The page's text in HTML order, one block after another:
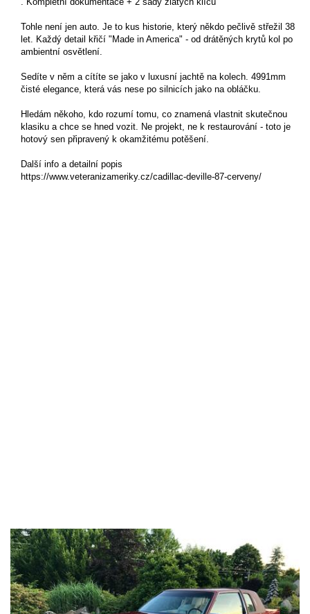
Tohle není jen auto. Je to kus historie, který někdo pečlivě střežil 38
let. Každý detail křičí "Made in America" - od drátěných krytů kol po
ambientní osvětlení.
Sedíte v něm a cítíte se jako v luxusní jachtě na kolech. 4991mm
čisté elegance, která vás nese po silnicích jako na obláčku.
Hledám někoho, kdo rozumí tomu, co znamená vlastnit skutečnou
klasiku a chce se hned vozit. Ne projekt, ne k restaurování - toto je
hotový sen připravený k okamžitému potěšení.
Další info a detailní popis
https://www.veteranizameriky.cz/cadillac-deville-87-cerveny/